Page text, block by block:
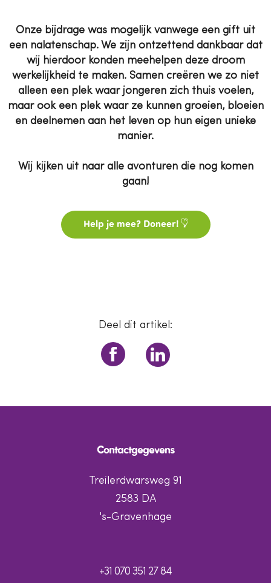
Onze bijdrage was mogelijk vanwege een gift uit
een nalatenschap. We zijn ontzettend dankbaar dat
wij hierdoor konden meehelpen deze droom
werkelijkheid te maken. Samen creëren we zo niet
alleen een plek waar jongeren zich thuis voelen,
maar ook een plek waar ze kunnen groeien, bloeien
en deelnemen aan het leven op hun eigen unieke
manier.
Wij kijken uit naar alle avonturen die nog komen
gaan!
Help je mee? Doneer!
Deel dit artikel:
Contactgegevens
Treilerdwarsweg 91
2583 DA
's-Gravenhage
+31 070 351 27 84